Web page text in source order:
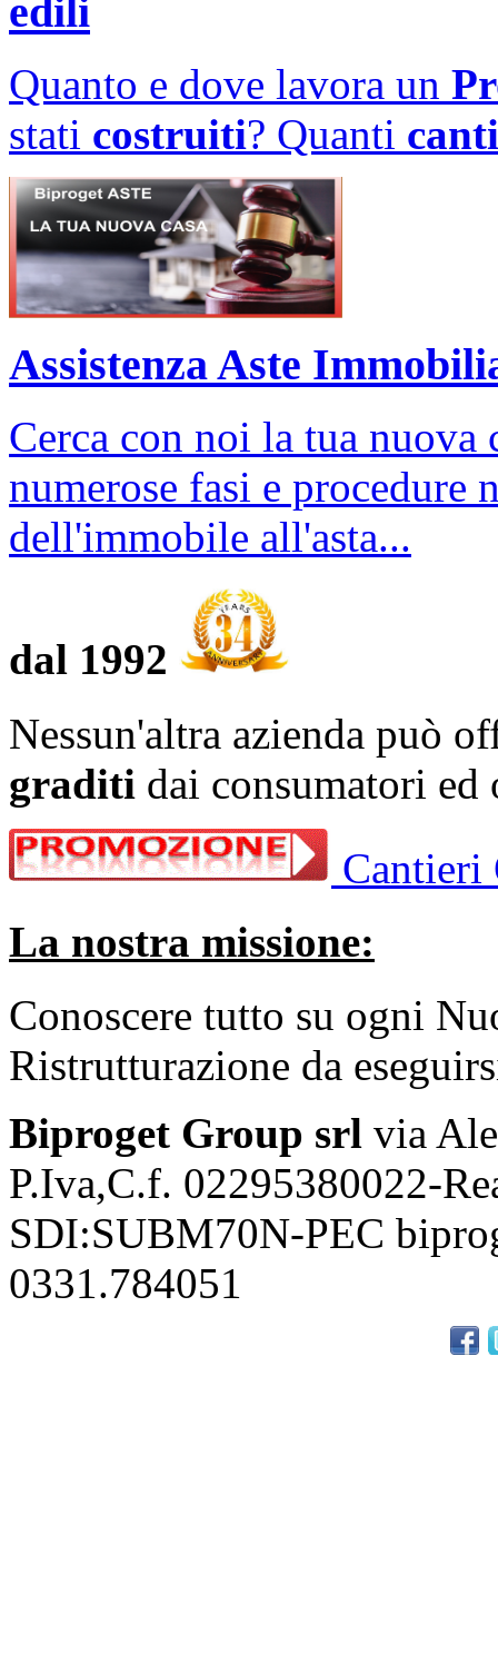
edili
Quanto e dove lavora un
stati costruiti? Quanti
Assistenza Aste
Cerca con noi la tua nuova
numerose fasi e procedure
dell'immobile all'asta...
dal 1992
Nessun'altra azienda può
graditi dai consumatori
Cantieri
La nostra missione:
Conoscere tutto su ogni
Ristrutturazione da
Biproget Group srl via
P.Iva,C.f. 02295380022-
SDI:SUBM70N-PEC
0331.784051